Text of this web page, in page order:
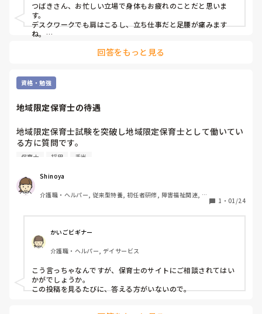
つばきさん、お忙しい立場で身体もお疲れのことだと思いま
す。
デスクワークでも肩はこるし、立ち仕事だと足腰が痛みます
ね。
一番良いのはストレッチではないでしょうか？湯船の中や、寝
お時間に余裕があれば、ヨガに通うか、YouTubeで見ながら行
ん。
マッサージ機器も色々買いましたよ😅
回答をもっと見る
資格・勉強
地域限定保育士の待遇
地域限定保育士試験を突破し地域限定保育士として働いてい
る方に質問です。
一般的な保育大学卒や全国試験突破の保育士と比較し、求人
地域限定保育士試験が導入され、保育士の資格にチャレンジ
できる機会が増えたのは魅力的ですが、実際の採用や現場の
空気感として扱いが異なるのか、全く同じなのかを知りたい
保育士 採用 手当
Shinoya
介護職・ヘルパー, 従来型特養, 初任者研修, 障害福祉関連, 障
1 ・ 01/24
かいごビギナー
介護職・ヘルパー, デイサービス
こう言っちゃなんですが、保育士のサイトにご相談されてはい
かがでしょうか。
この投稿を見るたびに、答える方がいないので。